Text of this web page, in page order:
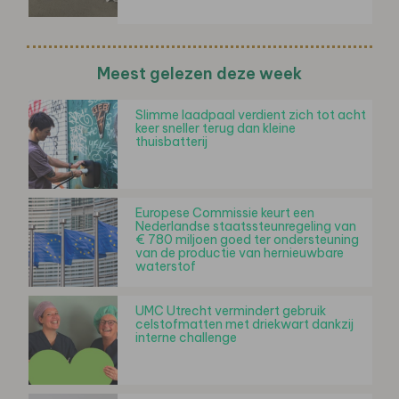
Meest gelezen deze week
Slimme laadpaal verdient zich tot acht
keer sneller terug dan kleine
thuisbatterij
Europese Commissie keurt een
Nederlandse staatssteunregeling van
€ 780 miljoen goed ter ondersteuning
van de productie van hernieuwbare
waterstof
UMC Utrecht vermindert gebruik
celstofmatten met driekwart dankzij
interne challenge